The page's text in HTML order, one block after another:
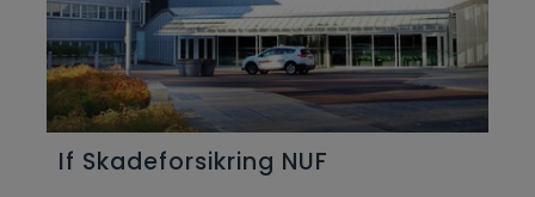
If Skadeforsikring NUF